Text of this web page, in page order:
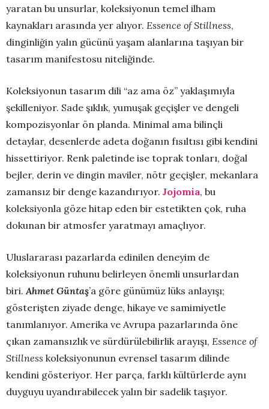
yaratan bu unsurlar, koleksiyonun temel ilham
kaynakları arasında yer alıyor. Essence of Stillness,
dinginliğin yalın gücünü yaşam alanlarına taşıyan bir
tasarım manifestosu niteliğinde.
Koleksiyonun tasarım dili “az ama öz” yaklaşımıyla
şekilleniyor. Sade şıklık, yumuşak geçişler ve dengeli
kompozisyonlar ön planda. Minimal ama bilinçli
detaylar, desenlerde adeta doğanın fısıltısı gibi kendini
hissettiriyor. Renk paletinde ise toprak tonları, doğal
bejler, derin ve dingin maviler, nötr geçişler, mekanlara
zamansız bir denge kazandırıyor. Jojomia, bu
koleksiyonla göze hitap eden bir estetikten çok, ruha
dokunan bir atmosfer yaratmayı amaçlıyor.
Uluslararası pazarlarda edinilen deneyim de
koleksiyonun ruhunu belirleyen önemli unsurlardan
biri.Ahmet Güntaş’a göre günümüz lüks anlayışı;
gösterişten ziyade denge, hikaye ve samimiyetle
tanımlanıyor. Amerika ve Avrupa pazarlarında öne
çıkan zamansızlık ve sürdürülebilirlik arayışı, Essence of
Stillness koleksiyonunun evrensel tasarım dilinde
kendini gösteriyor. Her parça, farklı kültürlerde aynı
duyguyu uyandırabilecek yalın bir sadelik taşıyor.